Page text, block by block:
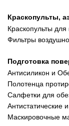
Краскопульты,
Краскопульты для
Фильтры
Подготовка
Антисиликон и
Полотенца
Салфетки для
Антистатические
Маскировочные